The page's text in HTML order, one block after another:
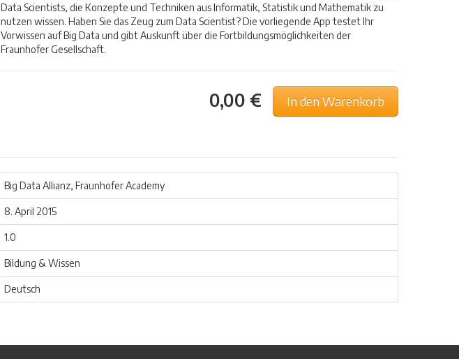
Data Scientists, die Konzepte und Techniken aus Informatik, Statistik und Mathematik zu
nutzen wissen. Haben Sie das Zeug zum Data Scientist? Die vorliegende App testet Ihr
Vorwissen auf Big Data und gibt Auskunft über die Fortbildungsmöglichkeiten der
Fraunhofer Gesellschaft.
In den Warenkorb
0,00 €
Big Data Allianz, Fraunhofer Academy
8. April 2015
1.0
Bildung & Wissen
Deutsch